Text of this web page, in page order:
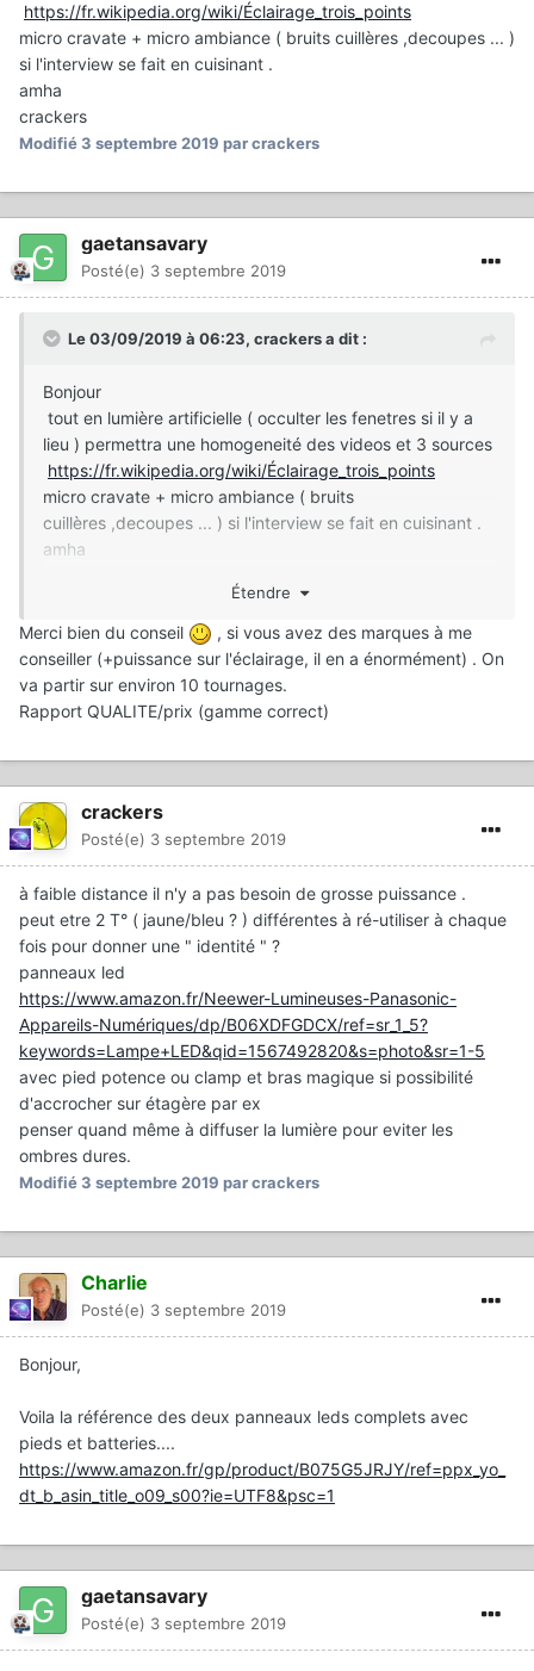
https://fr.wikipedia.org/wiki/Éclairage_trois_points
micro cravate + micro ambiance ( bruits cuillères ,decoupes ... )
si l'interview se fait en cuisinant .
amha
crackers
Modifié3 septembre 2019 par crackers
gaetansavary
Posté(e) 3 septembre 2019
Le 03/09/2019 à 06:23, crackersa dit :
Bonjour
tout en lumière artificielle ( occulter les fenetres si il y a
lieu ) permettra une homogeneité des videos et 3 sources
https://fr.wikipedia.org/wiki/Éclairage_trois_points
micro cravate + micro ambiance ( bruits
cuillères ,decoupes ... ) si l'interview se fait en cuisinant .
amha
Étendre
Merci bien du conseil
, si vous avez des marques à me
conseiller (+puissance sur l'éclairage, il en a énormément) . On
va partir sur environ 10 tournages.
Rapport QUALITE/prix (gamme correct)
crackers
Posté(e) 3 septembre 2019
à faible distance il n'y a pas besoin de grosse puissance .
peut etre 2 T° ( jaune/bleu ? ) différentes à ré-utiliser à chaque
fois pour donner une " identité " ?
panneaux led
https://www.amazon.fr/Neewer-Lumineuses-Panasonic-
Appareils-Numériques/dp/B06XDFGDCX/ref=sr_1_5?
keywords=Lampe+LED&qid=1567492820&s=photo&sr=1-5
avec pied potence ou clamp et bras magique si possibilité
d'accrocher sur étagère par ex
penser quand même à diffuser la lumière pour eviter les
ombres dures.
Modifié3 septembre 2019 par crackers
Charlie
Posté(e) 3 septembre 2019
Bonjour,
Voila la référence des deux panneaux leds complets avec
pieds et batteries....
https://www.amazon.fr/gp/product/B075G5JRJY/ref=ppx_yo_
dt_b_asin_title_o09_s00?ie=UTF8&psc=1
gaetansavary
Posté(e) 3 septembre 2019